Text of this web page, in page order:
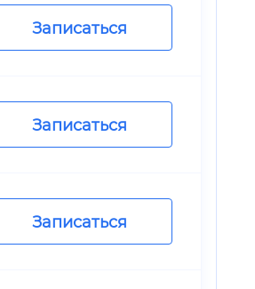
Записаться
Записаться
Записаться